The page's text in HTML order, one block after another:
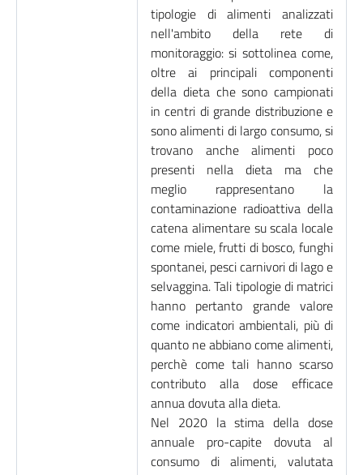
tipologie di alimenti analizzati
nell'ambito della rete di
monitoraggio: si sottolinea come,
oltre ai principali componenti
della dieta che sono campionati
in centri di grande distribuzione e
sono alimenti di largo consumo, si
trovano anche alimenti poco
presenti nella dieta ma che
meglio rappresentano la
contaminazione radioattiva della
catena alimentare su scala locale
come miele, frutti di bosco, funghi
spontanei, pesci carnivori di lago e
selvaggina. Tali tipologie di matrici
hanno pertanto grande valore
come indicatori ambientali, più di
quanto ne abbiano come alimenti,
perchè come tali hanno scarso
contributo alla dose efficace
annua dovuta alla dieta.
Nel 2020 la stima della dose
annuale pro-capite dovuta al
consumo di alimenti, valutata